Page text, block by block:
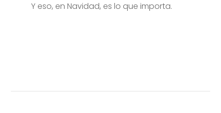
Y eso, en Navidad, es lo que importa.